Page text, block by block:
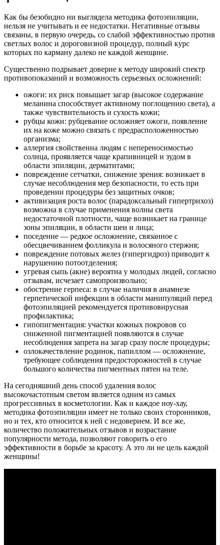
Как бы безобидно ни выглядела методика фотоэпиляции,
нельзя не учитывать и ее недостатки. Негативные отзывы
связаны, в первую очередь, со слабой эффективностью против
светлых волос и дороговизной процедур, полный курс
которых по карману далеко не каждой женщине.
Существенно подрывает доверие к методу широкий спектр
противопоказаний и возможность серьезных осложнений:
ожоги: их риск повышает загар (высокое содержание
меланина способствует активному поглощению света), а
также чувствительность и сухость кожи;
рубцы кожи: рубцевание осложняет ожоги, появление
их на коже можно связать с предрасположенностью
организма;
аллергия свойственна людям с непереносимостью
солнца, проявляется чаще крапивницей и зудом в
области эпиляции, дерматитами;
повреждение сетчатки, снижение зрения: возникает в
случае несоблюдения мер безопасности, то есть при
проведении процедуры без защитных очков;
активизация роста волос (парадоксальный гипертрихоз)
возможна в случае применения волны света
недостаточной плотности, чаще возникает на границе
зоны эпиляции, в области шеи и лица;
поседение — редкое осложнение, связанное с
обесцвечиванием фолликула и волосяного стержня;
повреждение потовых желез (гипергидроз) приводит к
нарушению потоотделения;
угревая сыпь (акне) вероятна у молодых людей, согласно
отзывам, исчезает самопроизвольно;
обострение герпеса: в случае наличия в анамнезе
герпетической инфекции в области манипуляций перед
фотоэпиляцией рекомендуется противовирусная
профилактика;
гипопигментация: участки кожных покровов со
сниженной пигментацией появляются в случае
несоблюдения запрета на загар сразу после процедуры;
озлокачествление родинок, папиллом — осложнение,
требующее соблюдения предосторожностей в случае
большого количества пигментных пятен на теле.
На сегодняшний день способ удаления волос
высокочастотным светом является одним из самых
прогрессивных в косметологии. Как и каждое ноу-хау,
методика фотоэпиляции имеет не только своих сторонников,
но и тех, кто относится к ней с недоверием. И все же,
количество положительных отзывов и возрастание
популярности метода, позволяют говорить о его
эффективности в борьбе за красоту. А это ли не цель каждой
женщины!